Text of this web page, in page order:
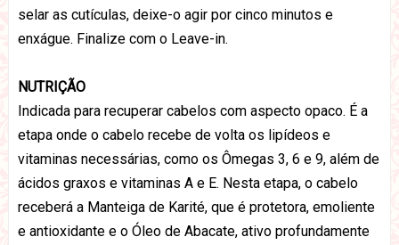
selar as cutículas, deixe-o agir por cinco minutos e
enxágue. Finalize com o Leave-in.
NUTRIÇÃO
Indicada para recuperar cabelos com aspecto opaco. É a
etapa onde o cabelo recebe de volta os lipídeos e
vitaminas necessárias, como os Ômegas 3, 6 e 9, além de
ácidos graxos e vitaminas A e E. Nesta etapa, o cabelo
receberá a Manteiga de Karité, que é protetora, emoliente
e antioxidante e o Óleo de Abacate, ativo profundamente